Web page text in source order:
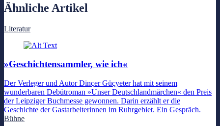
Ähnliche Artikel
Literatur
»Geschichtensammler, wie ich«
Der Verleger und Autor Dinçer Güçyeter hat mit seinem
wunderbaren Debütroman »Unser Deutschlandmärchen« den Preis
der Leipziger Buchmesse gewonnen. Darin erzählt er die
Geschichte der Gastarbeiterinnen im Ruhrgebiet. Ein Gespräch.
Bühne